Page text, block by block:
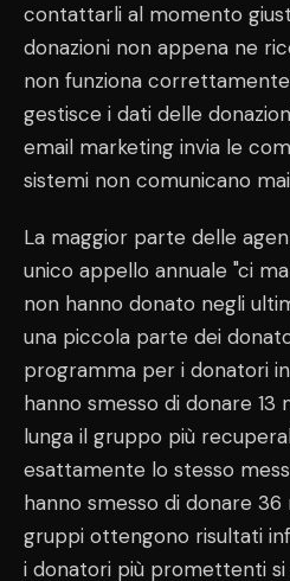
contattarli al momento
donazioni non appena ne
non funziona
gestisce i dati delle
email marketing invia le
sistemi non comunicano
La maggior parte delle
unico appello annuale "ci
non hanno donato negli
una piccola parte dei
programma per i donatori
hanno smesso di donare 13
lunga il gruppo più
esattamente lo stesso
hanno smesso di donare
gruppi ottengono risultati
i donatori più promettenti